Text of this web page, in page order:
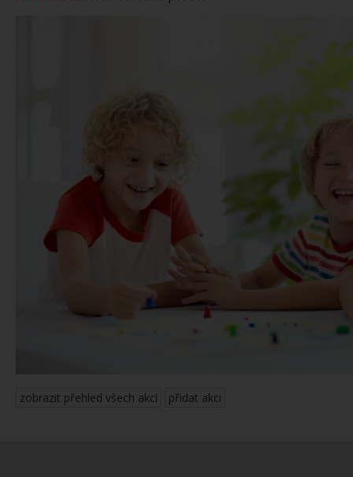
zobrazit přehled všech akcí přidat akci